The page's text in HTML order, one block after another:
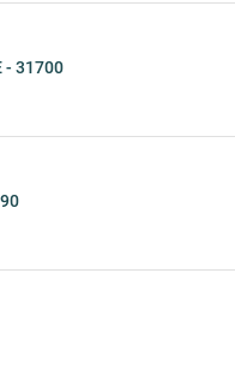
- 31700